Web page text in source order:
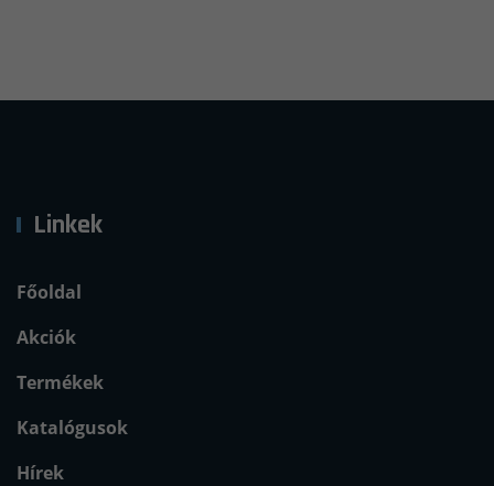
Linkek
Főoldal
Akciók
Termékek
Katalógusok
Hírek